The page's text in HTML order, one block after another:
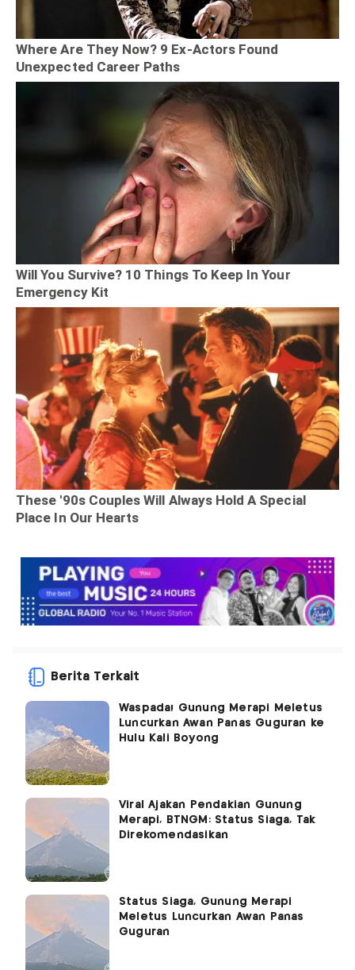
Berita Terkait
Waspada! Gunung Merapi Meletus
Luncurkan Awan Panas Guguran ke
Hulu Kali Boyong
Viral Ajakan Pendakian Gunung
Merapi, BTNGM: Status Siaga, Tak
Direkomendasikan
Status Siaga, Gunung Merapi
Meletus Luncurkan Awan Panas
Guguran